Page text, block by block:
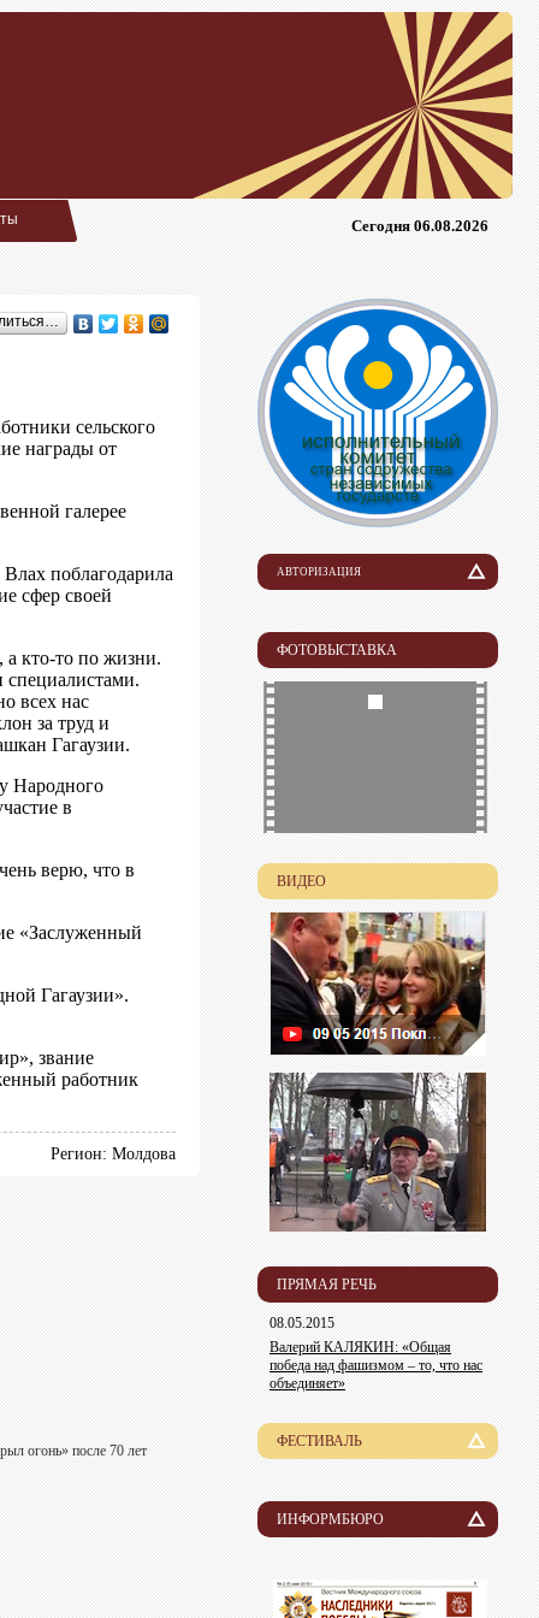
Сегодня 06.08.2026
сельского
награды от
галерее
поблагодарила
сфер своей
а кто-то по жизни.
специалистами.
всех нас
за труд и
Гагаузии.
Народного
в
верю, что в
«Заслуженный
Гагаузии».
звание
работник
Регион: Молдова
огонь» после 70 лет
АВТОРИЗАЦИЯ
Логин
Пароль
ФОТОВЫСТАВКА
ВИДЕО
ПРЯМАЯ РЕЧЬ
08.05.2015
Валерий КАЛЯКИН: «Общая
победа над фашизмом – то, что нас
объединяет»
ФЕСТИВАЛЬ
История
Лауреаты
Организационный комитет
Информация для участников
ИНФОРМБЮРО
Новости
Пресса о нас